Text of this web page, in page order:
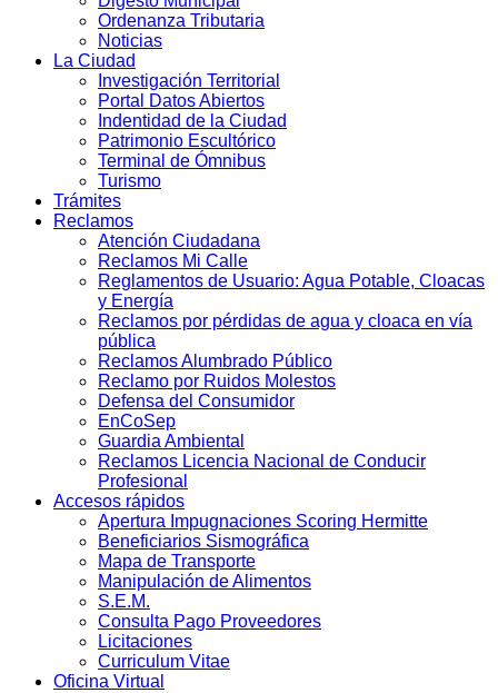
Ordenanza Tributaria
Noticias
La Ciudad
Investigación Territorial
Portal Datos Abiertos
Indentidad de la Ciudad
Patrimonio Escultórico
Terminal de Ómnibus
Turismo
Trámites
Reclamos
Atención Ciudadana
Reclamos Mi Calle
Reglamentos de Usuario: Agua Potable, Cloacas
y Energía
Reclamos por pérdidas de agua y cloaca en vía
pública
Reclamos Alumbrado Público
Reclamo por Ruidos Molestos
Defensa del Consumidor
EnCoSep
Guardia Ambiental
Reclamos Licencia Nacional de Conducir
Profesional
Accesos rápidos
Apertura Impugnaciones Scoring Hermitte
Beneficiarios Sismográfica
Mapa de Transporte
Manipulación de Alimentos
S.E.M.
Consulta Pago Proveedores
Licitaciones
Curriculum Vitae
Oficina Virtual